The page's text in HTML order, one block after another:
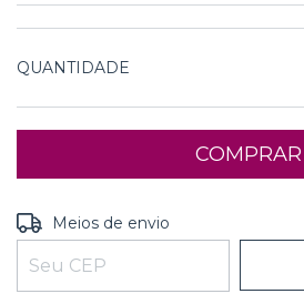
QUANTIDADE
Entregas para o CEP:
Meios de envio